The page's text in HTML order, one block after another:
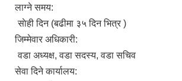
लाग्ने समय:
साेही दिन (बढीमा ३५ दिन भित्र )
जिम्मेवार अधिकारी:
वडा अध्यक्ष, वडा सदस्य, वडा सचिव
सेवा दिने कार्यालय: